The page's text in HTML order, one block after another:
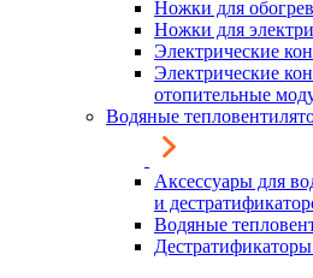
Ножки для
Ножки для
Электрические
Электрические
отопительные
Водяные
Аксессуары для
и
Водяные